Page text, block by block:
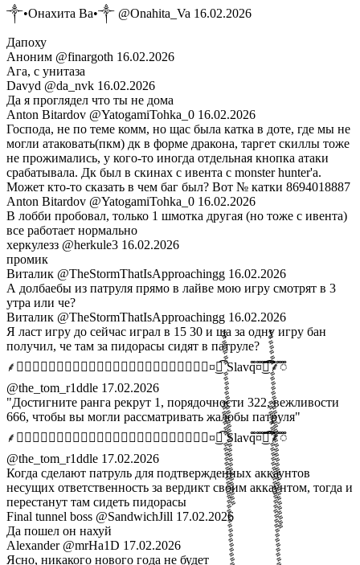
༒•Онахита Ва•༒ @Onahita_Va 16.02.2026
Дапоху
Аноним @finargoth 16.02.2026
Ага, с унитаза
Davyd @da_nvk 16.02.2026
Да я проглядел что ты не дома
Anton Bitardov @YatogamiTohka_0 16.02.2026
Господа, не по теме комм, но щас была катка в доте, где мы не
могли атаковать(пкм) дк в форме дракона, таргет скиллы тоже
не прожимались, у кого-то иногда отдельная кнопка атаки
срабатывала. Дк был в скинах с ивента с monster hunter'a.
Может кто-то сказать в чем баг был? Вот № катки 8694018887
Anton Bitardov @YatogamiTohka_0 16.02.2026
В лобби пробовал, только 1 шмотка другая (но тоже с ивента)
все работает нормально
херкулезз @herkule3 16.02.2026
промик
Виталик @TheStormThatIsApproachingg 16.02.2026
А долбаебы из патруля прямо в лайве мою игру смотрят в 3
утра или че?
Виталик @TheStormThatIsApproachingg 16.02.2026
Я ласт игру до сейчас играл в 15 30 и ща за одну игру бан
получил, че там за пидорасы сидят в патруле?
⸙ꠋꠋꠋꠋꠋꠋꠋꠋꠋꠋꠋꠋꠋꠋꠋꠋꠋꠋꠋꠋꠋꠋꠋꠋ¤๋ࣩࣩࣩࣩࣩࣩࣩࣩࣩࣩࣩࣩࣩࣩࣩࣩࣩࣩࣩࣩࣩࣩࣩࣩࣩࣩࣩࣩࣧࣧࣧࣧࣧࣧࣧ͜͡ Slavq¤๋ࣩࣩࣩࣩࣩࣩࣩࣩࣩࣩࣩࣩࣩࣩࣩࣩࣩࣩࣩࣩࣩࣩࣩࣩࣩࣩࣩࣩࣩࣩࣩࣩࣩࣧࣧࣧࣧࣧࣧࣧ͜͡⸙ꠋꠋꠋꠋꠋꠋꠋꠋꠋꠋꠋꠋꠋꠋ
@the_tom_r1ddle 17.02.2026
"Достигните ранга рекрут 1, порядочности 322, вежливости
666, чтобы вы могли рассматривать жалобы патруля"
⸙ꠋꠋꠋꠋꠋꠋꠋꠋꠋꠋꠋꠋꠋꠋꠋꠋꠋꠋꠋꠋꠋꠋꠋꠋ¤๋ࣩࣩࣩࣩࣩࣩࣩࣩࣩࣩࣩࣩࣩࣩࣩࣩࣩࣩࣩࣩࣩࣩࣩࣩࣩࣩࣩࣩࣧࣧࣧࣧࣧࣧࣧ͜͡ Slavq¤๋ࣩࣩࣩࣩࣩࣩࣩࣩࣩࣩࣩࣩࣩࣩࣩࣩࣩࣩࣩࣩࣩࣩࣩࣩࣩࣩࣩࣩࣩࣩࣩࣩࣩࣧࣧࣧࣧࣧࣧࣧ͜͡⸙ꠋꠋꠋꠋꠋꠋꠋꠋꠋꠋꠋꠋꠋꠋ
@the_tom_r1ddle 17.02.2026
Когда сделают патруль для подтвержденных аккаунтов
несущих ответственность за вердикт своим аккаунтом, тогда и
перестанут там сидеть пидорасы
Final tunnel boss @SandwichJill 17.02.2026
Да пошел он нахуй
Alexander @mrHa1D 17.02.2026
Ясно, никакого нового года не будет